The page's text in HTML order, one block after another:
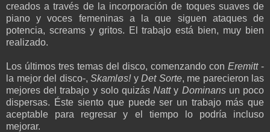
creados a través de la incorporación de toques suaves de
piano y voces femeninas a la que siguen ataques de
potencia, screams y gritos. El trabajo está bien, muy bien
realizado.
Los últimos tres temas del disco, comenzando con Eremitt-
la mejor del disco-, Skamløs!y Det Sorte, me parecieron las
mejores del trabajo y solo quizásNatty Dominansun poco
dispersas. Éste siento que puede ser un trabajo más que
aceptable para regresar y el tiempo lo podría incluso
mejorar.